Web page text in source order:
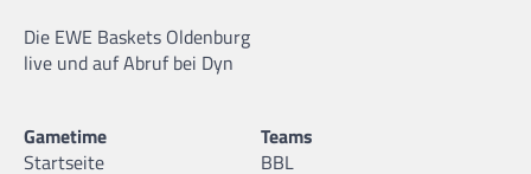
Die EWE Baskets Oldenburg
live und auf Abruf bei Dyn
Gametime
Startseite
Teams
BBL